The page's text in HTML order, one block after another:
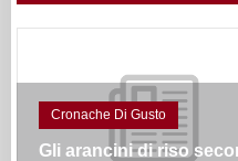
Cronache Di Gusto
Gli arancini di riso